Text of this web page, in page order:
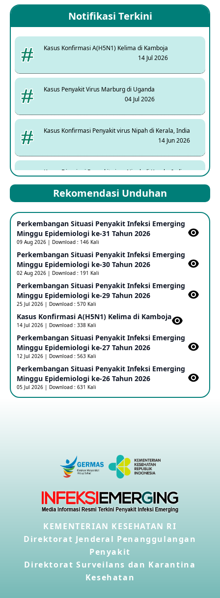
Notifikasi Terkini
Kasus Konfirmasi A(H5N1) Kelima di Kamboja
14 Jul 2026
Kasus Penyakit Virus Marburg di Uganda
04 Jul 2026
Kasus Konfirmasi Penyakit virus Nipah di Kerala, India
14 Jun 2026
Kasus Dicurigai Penyakit virus Nipah di Kerala, India
Mpox Clade 1b di Taiwan
25 May 2026
Update Informasi PHEIC Penyakit Ebola
23 May 2026
Penetapan Outbreak Penyakit Ebola di RD Kongo dan
Uganda Sebagai PHEIC
17 May 2026
Outbreak Penyakti Ebola di RD Kongo
16 May 2026
Kasus Konfirmasi A(H5NN6) di Cina
Penyakit virus Hanta di Kapal Pesiar Keberangkatan
Argentina
Penyakit Meningokokus di Vietnam
28 Apr 2026
Kasus Konfirmasi Avian Influenza A(H5N1) Keempat di
Kamboja
Rekomendasi Unduhan
Perkembangan Situasi Penyakit Infeksi Emerging
Minggu Epidemiologi ke-31 Tahun 2026
09 Aug 2026 | Download : 146 Kali
Perkembangan Situasi Penyakit Infeksi Emerging
Minggu Epidemiologi ke-30 Tahun 2026
02 Aug 2026 | Download : 191 Kali
Perkembangan Situasi Penyakit Infeksi Emerging
Minggu Epidemiologi ke-29 Tahun 2026
25 Jul 2026 | Download : 570 Kali
Kasus Konfirmasi A(H5N1) Kelima di Kamboja​
14 Jul 2026 | Download : 338 Kali
Perkembangan Situasi Penyakit Infeksi Emerging
Minggu Epidemiologi ke-27 Tahun 2026
12 Jul 2026 | Download : 563 Kali
Perkembangan Situasi Penyakit Infeksi Emerging
Minggu Epidemiologi ke-26 Tahun 2026
05 Jul 2026 | Download : 631 Kali
KEMENTERIAN KESEHATAN RI
Direktorat Jenderal Penanggulangan
Penyakit
Direktorat Surveilans dan Karantina
Kesehatan